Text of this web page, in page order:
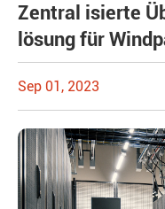
Zentral isierte
lösung für
Sep 01, 2023